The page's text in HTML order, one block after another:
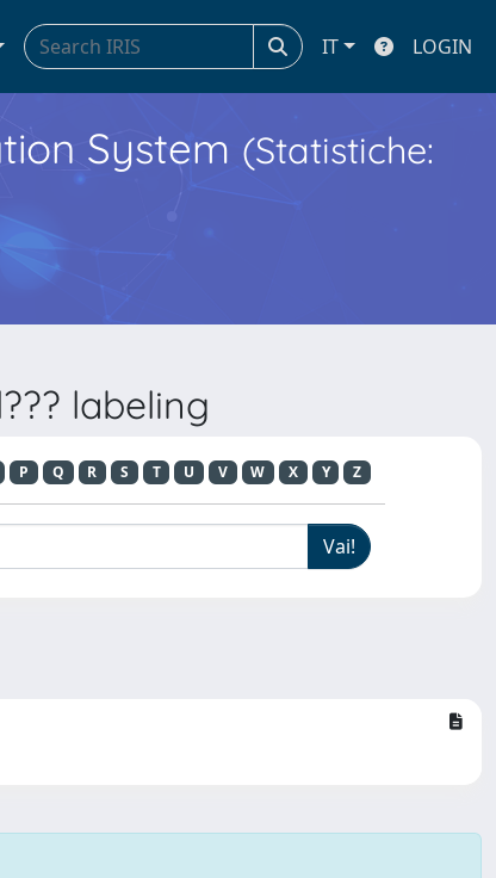
IT LOGIN
System (Statistiche:
labeling
P Q R S T U V W X Y Z